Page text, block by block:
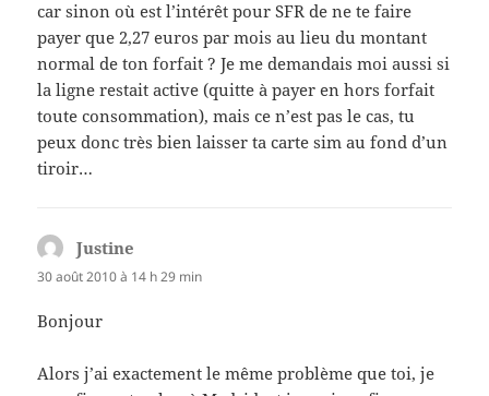
car sinon où est l’intérêt pour SFR de ne te faire
payer que 2,27 euros par mois au lieu du montant
normal de ton forfait ? Je me demandais moi aussi si
la ligne restait active (quitte à payer en hors forfait
toute consommation), mais ce n’est pas le cas, tu
peux donc très bien laisser ta carte sim au fond d’un
tiroir…
Justine
30 août 2010 à 14 h 29 min
Bonjour
Alors j’ai exactement le même problème que toi, je